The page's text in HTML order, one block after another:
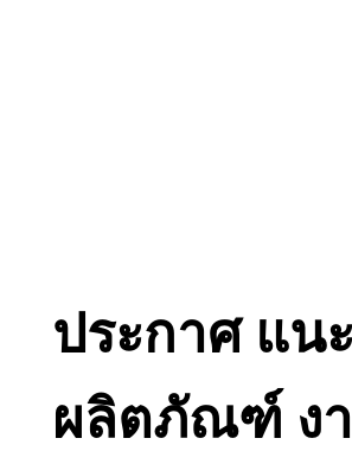
ประกาศ แน
ผลิตภัณฑ์ ง